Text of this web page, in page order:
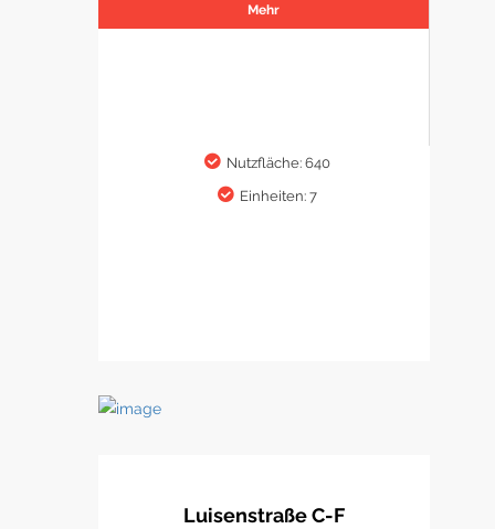
Mehr
Nutzfläche: 640
Einheiten: 7
Luisenstraße C-F